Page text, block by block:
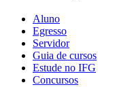
Aluno
Egresso
Servidor
Guia de cursos
Estude no IFG
Concursos